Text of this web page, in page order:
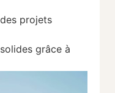
projets
grâce à